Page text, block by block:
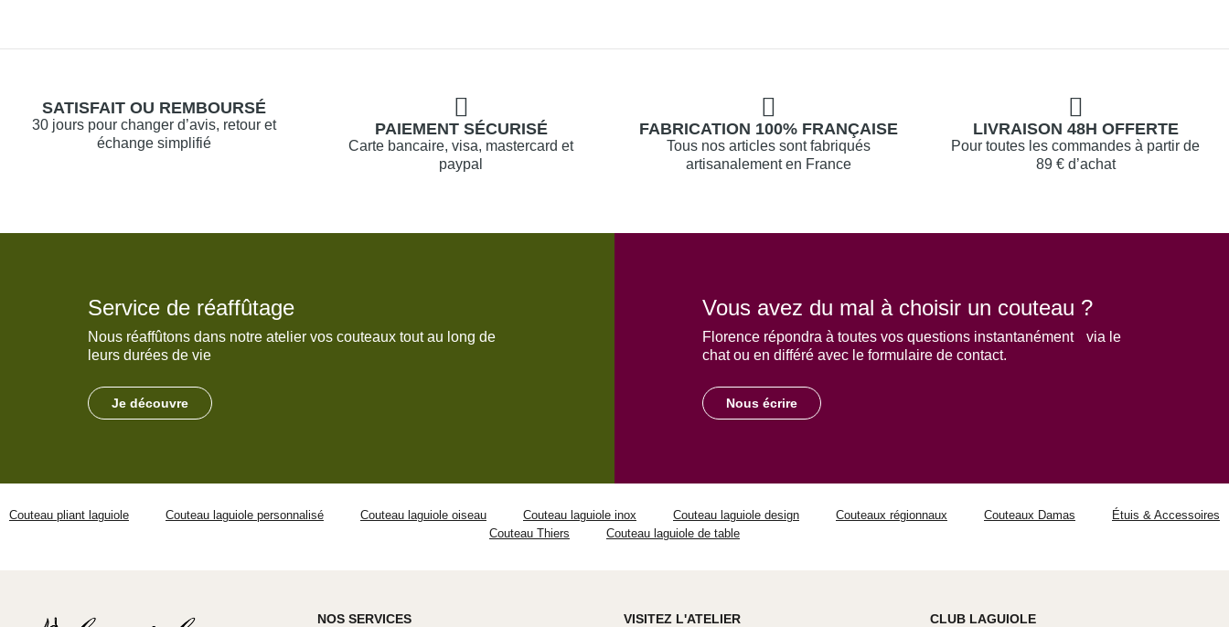
SATISFAIT OU REMBOURSÉ
30 jours pour changer d’avis, retour et
échange simplifié
PAIEMENT SÉCURISÉ
Carte bancaire, visa, mastercard et
paypal
FABRICATION 100% FRANÇAISE
Tous nos articles sont fabriqués
artisanalement en France
LIVRAISON 48H OFFERTE
Pour toutes les commandes à partir de
89 € d’achat
Service de réaffûtage
Nous réaffûtons dans notre atelier vos couteaux tout au long de
leurs durées de vie
Je découvre
Vous avez du mal à choisir un couteau ?
Florence répondra à toutes vos questions instantanément via le
chat ou en différé avec le formulaire de contact.
Nous écrire
Couteau pliant laguiole Couteau laguiole personnalisé Couteau laguiole oiseau Couteau laguiole inox Couteau laguiole design Couteaux régionnaux Couteaux Damas
Étuis & Accessoires
Couteau Thiers
Couteau laguiole de table
NOS SERVICES VISITEZ L'ATELIER CLUB LAGUIOLE